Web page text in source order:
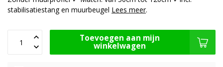
stabilisatiestang en muurbeugel Lees meer.
Toevoegen aan mijn
winkelwagen